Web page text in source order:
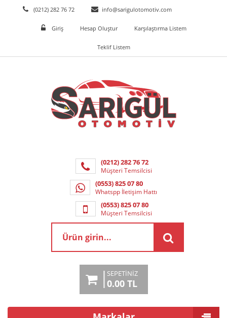
(0212) 282 76 72 info@sarigulotomotiv.com
Giriş Hesap Oluştur Karşılaştırma Listem
Teklif Listem
(0212) 282 76 72
Müşteri Temsilcisi
(0553) 825 07 80
Whatspp İletişim Hattı
(0553) 825 07 80
Müşteri Temsilcisi
SEPETINIZ
0.00 TL